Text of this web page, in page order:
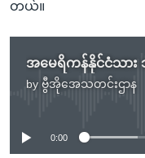
တယ်။
by ဗွီအိုအေသတင်းဌာန
No
0:00